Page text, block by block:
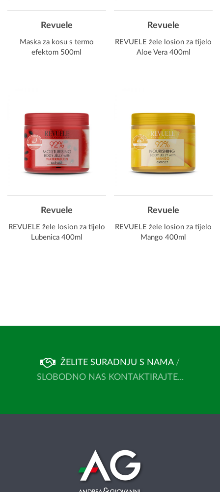
Revuele
Maska za kosu s termo
efektom 500ml
Revuele
REVUELE žele losion za tijelo
Aloe Vera 400ml
Revuele
REVUELE žele losion za tijelo
Lubenica 400ml
Revuele
REVUELE žele losion za tijelo
Mango 400ml
ŽELITE SURADNJU S NAMA /
SLOBODNO NAS KONTAKTIRAJTE...